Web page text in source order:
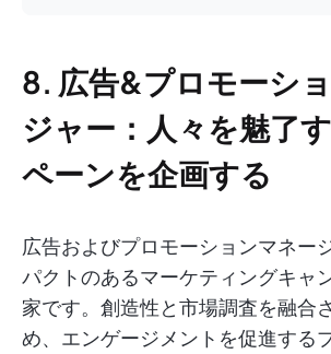
8. 広告&プロモーシ
ジャー：人々を魅了
ペーンを企画する
広告およびプロモーションマネー
パクトのあるマーケティングキャ
家です。創造性と市場調査を融合
め、エンゲージメントを促進する